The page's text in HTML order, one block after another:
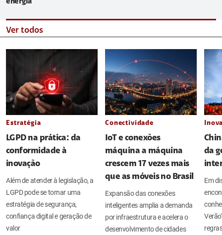
energia
Ver todos
Estratégia
LGPD na prática: da
conformidade à
inovação
Além de atender à legislação, a
LGPD pode se tornar uma
estratégia de segurança,
confiança digital e geração de
valor
Conectividade
IoT e conexões
máquina a máquina
crescem 17 vezes mais
que as móveis no Brasil
Expansão das conexões
inteligentes amplia a demanda
por infraestrutura e acelera o
desenvolvimento de cidades
da
Em